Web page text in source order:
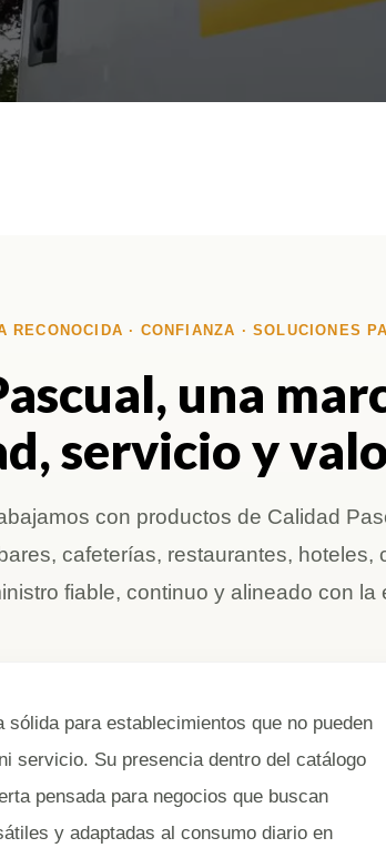
RECONOCIDA · CONFIANZA · SOLUCIONES
una
servicio y
con productos de Calidad
cafeterías, restaurantes,
fiable, continuo y alineado con
para establecimientos que no pueden
servicio. Su presencia dentro del catálogo
pensada para negocios que buscan
y adaptadas al consumo diario en